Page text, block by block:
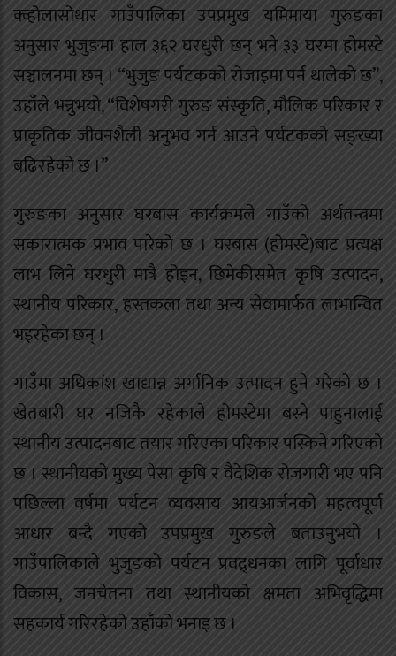
क्व्होलासोथार गाउँपालिका उपप्रमुख यमिमाया गुरुङका
अनुसार भुजुङमा हाल ३६२ घरधुरी छन् भने ३३ घरमा होमस्टे
सञ्चालनमा छन् । “भुजुङ पर्यटकको रोजाइमा पर्न थालेको छ”,
उहाँले भन्नुभयो, “विशेषगरी गुरुङ संस्कृति, मौलिक परिकार र
प्राकृतिक जीवनशैली अनुभव गर्न आउने पर्यटकको सङ्ख्या
बढिरहेको छ ।”
गुरुङका अनुसार घरबास कार्यक्रमले गाउँको अर्थतन्त्रमा
सकारात्मक प्रभाव पारेको छ । घरबास (होमस्टे)बाट प्रत्यक्ष
लाभ लिने घरधुरी मात्रै होइन, छिमेकीसमेत कृषि उत्पादन,
स्थानीय परिकार, हस्तकला तथा अन्य सेवामार्फत लाभान्वित
भइरहेका छन् ।
गाउँमा अधिकांश खाद्यान्न अर्गानिक उत्पादन हुने गरेको छ ।
खेतबारी घर नजिकै रहेकाले होमस्टेमा बस्ने पाहुनालाई
स्थानीय उत्पादनबाट तयार गरिएका परिकार पस्किने गरिएको
छ । स्थानीयको मुख्य पेसा कृषि र वैदेशिक रोजगारी भए पनि
पछिल्ला वर्षमा पर्यटन व्यवसाय आयआर्जनको महत्वपूर्ण
आधार बन्दै गएको उपप्रमुख गुरुङले बताउनुभयो ।
गाउँपालिकाले भुजुङको पर्यटन प्रवद्र्धनका लागि पूर्वाधार
विकास, जनचेतना तथा स्थानीयको क्षमता अभिवृद्धिमा
सहकार्य गरिरहेको उहाँको भनाइ छ ।